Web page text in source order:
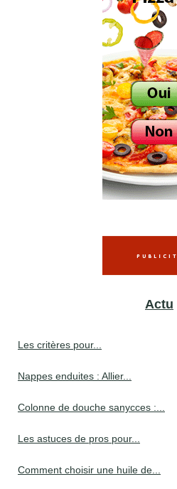
Actu
Les critères pour...
Nappes enduites : Allier...
Colonne de douche sanycces :...
Les astuces de pros pour...
Comment choisir une huile de...